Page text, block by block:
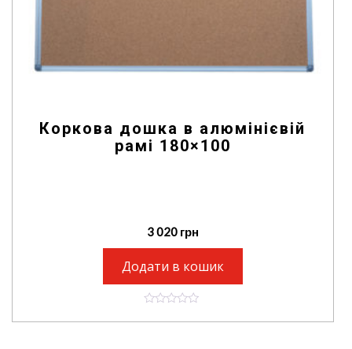
Коркова дошка в алюмінієвій
рамі 180×100
3 020 грн
Додати в кошик
o